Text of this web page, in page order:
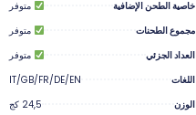
خاصية الطحن الإضافية
متوفر
مجموع الطحنات
متوفر
العداد الجزئي
متوفر
اللغات
IT/GB/FR/DE/EN
الوزن
24,5 كج